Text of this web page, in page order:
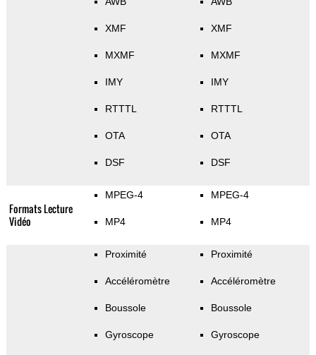
XMF
MXMF
IMY
RTTTL
OTA
DSF
XMF
MXMF
IMY
RTTTL
OTA
DSF
Formats Lecture
Vidéo
MPEG-4
MP4
MPEG-4
MP4
Proximité
Accéléromètre
Boussole
Gyroscope
Proximité
Accéléromètre
Boussole
Gyroscope